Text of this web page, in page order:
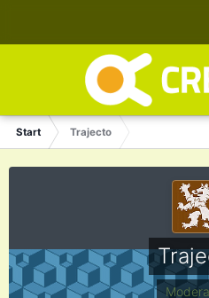
Start Trajecto